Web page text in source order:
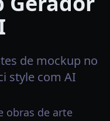
de mockup no
style com AI
obras de arte